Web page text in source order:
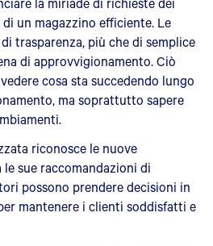
un magazzino efficiente. Le
trasparenza, più che di semplice
di approvvigionamento. Ciò
cosa sta succedendo lungo
ma soprattutto sapere
riconosce le nuove
sue raccomandazioni di
possono prendere decisioni in
mantenere i clienti soddisfatti e